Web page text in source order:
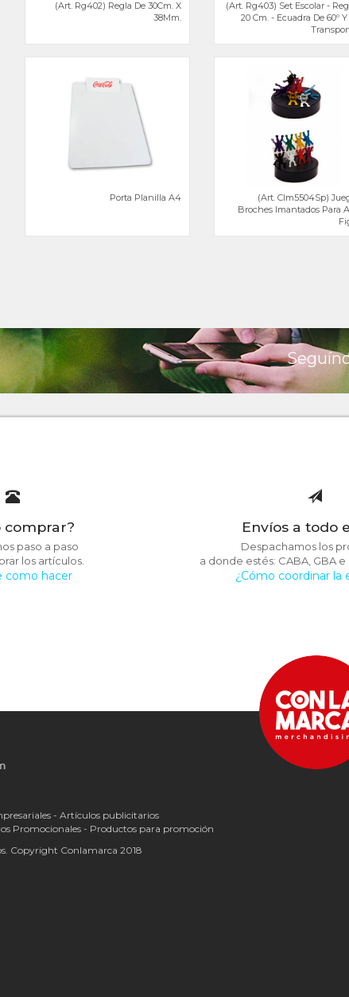
(Art. Rg402) Regla De 30Cm. X
38Mm.
(Art. Rg403) Set Escolar -
20 Cm. - Ecuadra De 60º
Porta Planilla A4
(Art. Clm5504Sp)
Broches Imantados Para
comprar?
paso a paso
los artículos.
como hacer
Envíos a todo
Despachamos los
a donde estés: CABA, GBA
¿Cómo coordinar la
- Artículos publicitarios
Promocionales - Productos para promoción
Copyright Conlamarca 2018